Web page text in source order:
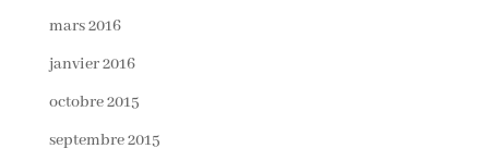
mars 2016
janvier 2016
octobre 2015
septembre 2015